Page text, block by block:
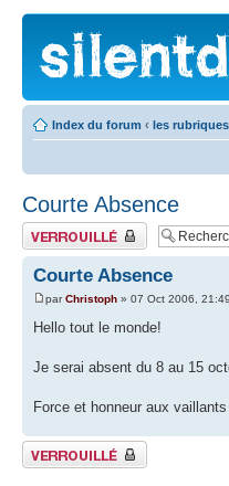
Index du forum ‹ les
Courte Absence
Fil verrouillé
Courte Absence
parChristoph » 07 Oct 2006, 21:49
Hello tout le monde!
Je serai absent du 8 au 15
Force et honneur aux
Fil verrouillé